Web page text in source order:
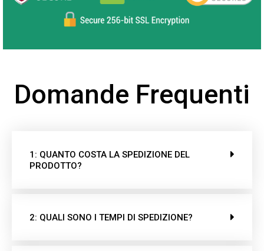
Domande Frequenti
1: QUANTO COSTA LA SPEDIZIONE DEL
PRODOTTO?
2: QUALI SONO I TEMPI DI SPEDIZIONE?